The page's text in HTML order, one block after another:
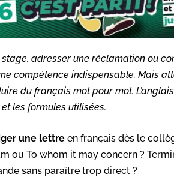
adresser une réclamation ou
compétence indispensable. Mais
du français mot pour mot.
les formules utilisées.
une lettre en français dès le
ou To whom it may concern ?
sans paraître trop direct ?